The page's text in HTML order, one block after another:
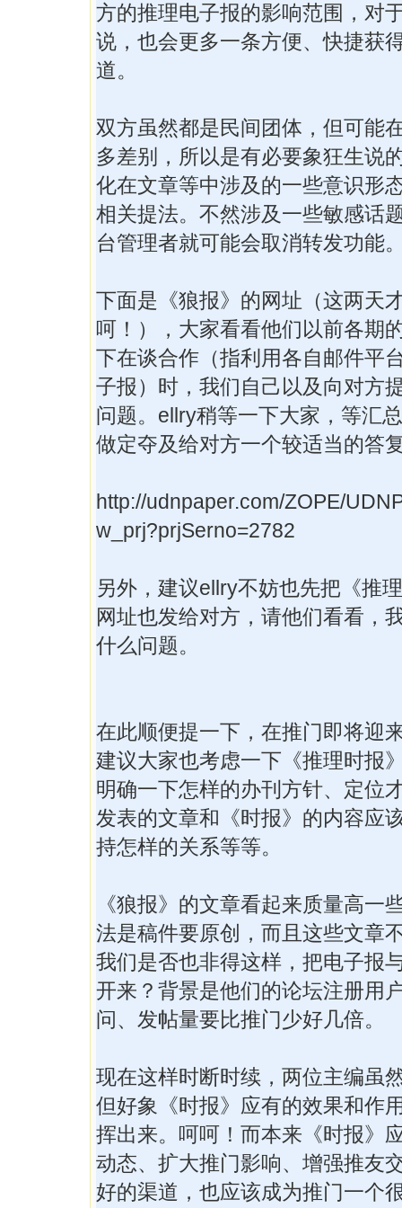
方的推理电子报的影响范围，对
说，也会更多一条方便、快捷获
道。
双方虽然都是民间团体，但可能
多差别，所以是有必要象狂生说
化在文章等中涉及的一些意识形
相关提法。不然涉及一些敏感话
台管理者就可能会取消转发功能
下面是《狼报》的网址（这两天
呵！），大家看看他们以前各期
下在谈合作（指利用各自邮件平
子报）时，我们自己以及向对方
问题。ellry稍等一下大家，等汇
做定夺及给对方一个较适当的答
http://udnpaper.com/ZOPE/
w_prj?prjSerno=2782
另外，建议ellry不妨也先把《推
网址也发给对方，请他们看看，
什么问题。
在此顺便提一下，在推门即将迎
建议大家也考虑一下《推理时报
明确一下怎样的办刊方针、定位
发表的文章和《时报》的内容应
持怎样的关系等等。
《狼报》的文章看起来质量高一
法是稿件要原创，而且这些文章
我们是否也非得这样，把电子报
开来？背景是他们的论坛注册用
问、发帖量要比推门少好几倍。
现在这样时断时续，两位主编虽
但好象《时报》应有的效果和作
挥出来。呵呵！而本来《时报》
动态、扩大推门影响、增强推友
好的渠道，也应该成为推门一个